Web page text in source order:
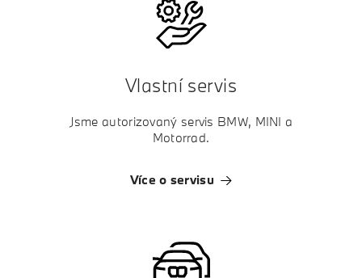
Vlastní servis
Jsme autorizovaný servis BMW, MINI a
Motorrad.
Více o servisu